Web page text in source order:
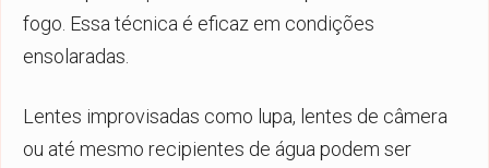
fogo. Essa técnica é eficaz em condições
ensolaradas.
Lentes improvisadas como lupa, lentes de câmera
ou até mesmo recipientes de água podem ser